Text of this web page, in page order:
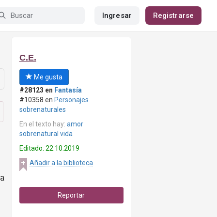
Ingresar Registrarse
C.E.
Me gusta
#28123 en Fantasía
#10358 en Personajes
sobrenaturales
En el texto hay: amor
sobrenatural vida
Editado: 22.10.2019
Añadir a la biblioteca
Reportar